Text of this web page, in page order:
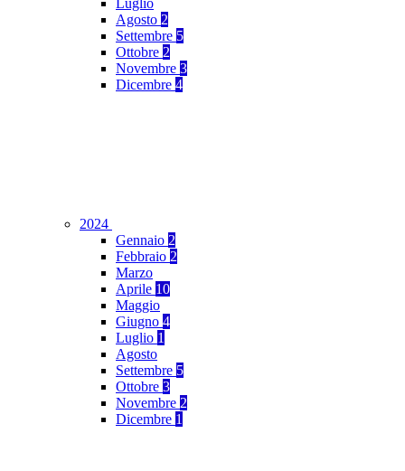
Luglio
Agosto 2
Settembre 5
Ottobre 2
Novembre 3
Dicembre 4
2024
Gennaio 2
Febbraio 2
Marzo
Aprile 10
Maggio
Giugno 4
Luglio 1
Agosto
Settembre 5
Ottobre 3
Novembre 2
Dicembre 1